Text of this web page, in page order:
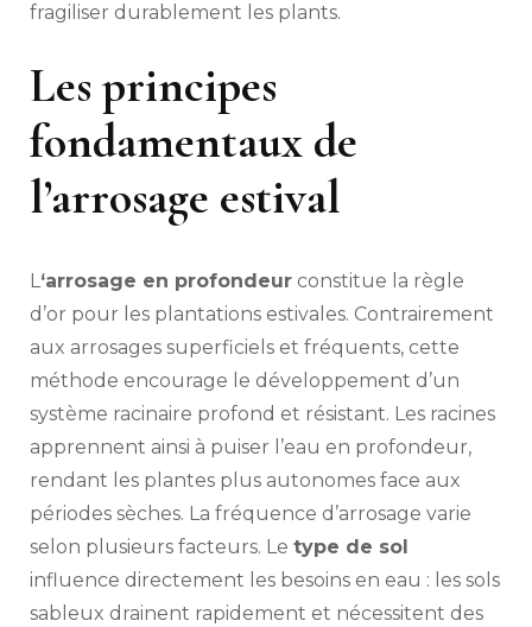
fragiliser durablement les plants.
Les principes
fondamentaux de
l’arrosage estival
L‘arrosage en profondeur constitue la règle
d’or pour les plantations estivales. Contrairement
aux arrosages superficiels et fréquents, cette
méthode encourage le développement d’un
système racinaire profond et résistant. Les racines
apprennent ainsi à puiser l’eau en profondeur,
rendant les plantes plus autonomes face aux
périodes sèches. La fréquence d’arrosage varie
selon plusieurs facteurs. Le type de sol
influence directement les besoins en eau : les sols
sableux drainent rapidement et nécessitent des